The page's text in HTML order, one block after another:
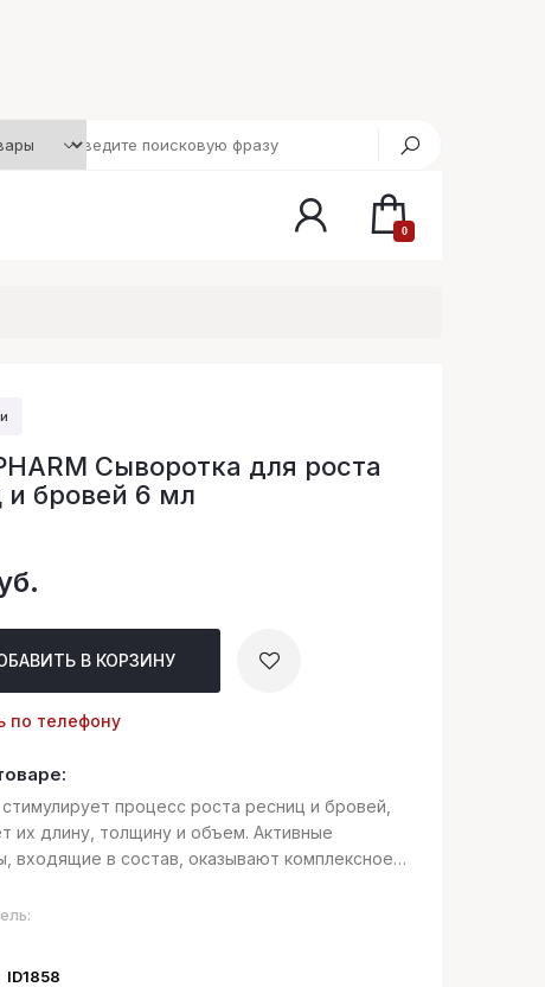
0
Сыворотка для роста
и бровей 6 мл
В КОРЗИНУ
по телефону
процесс роста ресниц и бровей,
их длину, толщину и объем. Активные
входящие в состав, оказывают комплексное
фазу активного роста волос, стимули...
ID1858